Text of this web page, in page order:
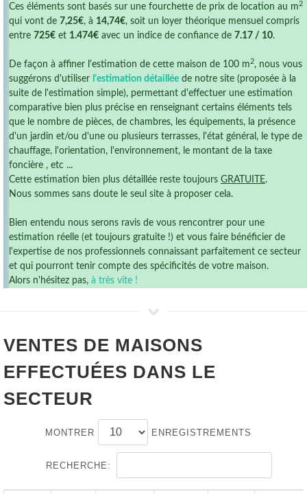
Ces éléments sont basés sur une fourchette de prix de location au m 2
qui vont de 7,25€, à 14,74€, soit un loyer théorique mensuel compris
entre 725€ et 1.474€ avec un indice de confiance de 7.17 / 10.
De façon à affiner l'estimation de cette maison de 100 m 2, nous vous
suggérons d'utiliser l'estimation détaillée de notre site (proposée à la
suite de l'estimation simple), permettant d'effectuer une estimation
comparative bien plus précise en renseignant certains éléments tels
que le nombre de pièces, de chambres, les équipements, la présence
d'un jardin et/ou d'une ou plusieurs terrasses, l'état général, le type de
chauffage, l'orientation, l'environnement, le montant de la taxe
foncière , etc ...
Cette estimation bien plus détaillée reste toujours GRATUITE.
Nous sommes sans doute le seul site à proposer cela.
Bien entendu nous serons ravis de vous rencontrer pour une
estimation réelle (et toujours gratuite !) et vous faire bénéficier de
l'expertise de nos professionnels connaissant parfaitement ce secteur
et qui pourront tenir compte des spécificités de votre maison.
Alors n'hésitez pas, à très vite !
VENTES DE MAISONS
EFFECTUÉES DANS LE
SECTEUR
MONTRER ENREGISTREMENTS
RECHERCHE: